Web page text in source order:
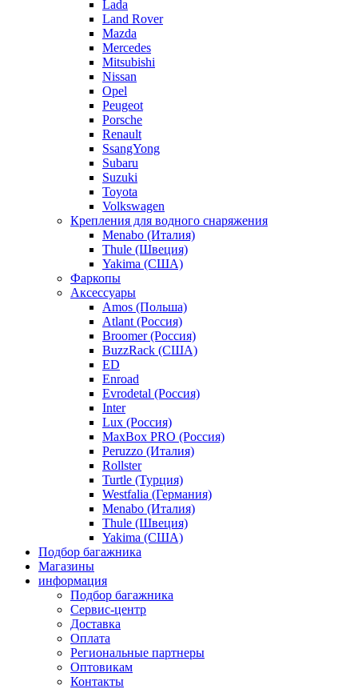
Lada
Land Rover
Mazda
Mercedes
Mitsubishi
Nissan
Opel
Peugeot
Porsche
Renault
SsangYong
Subaru
Suzuki
Toyota
Volkswagen
Крепления для водного снаряжения
Menabo (Италия)
Thule (Швеция)
Yakima (США)
Фаркопы
Аксессуары
Amos (Польша)
Atlant (Россия)
Broomer (Россия)
BuzzRack (США)
ED
Enroad
Evrodetal (Россия)
Inter
Lux (Россия)
MaxBox PRO (Россия)
Peruzzo (Италия)
Rollster
Turtle (Турция)
Westfalia (Германия)
Menabo (Италия)
Thule (Швеция)
Yakima (США)
Подбор багажника
Магазины
информация
Подбор багажника
Сервис-центр
Доставка
Оплата
Региональные партнеры
Оптовикам
Контакты